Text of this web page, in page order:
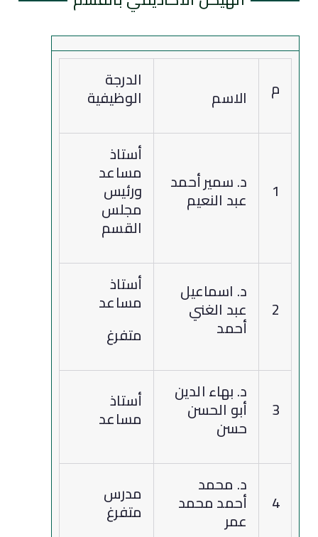
م الاسم
الدرجة
الوظيفية
1 د. سمير أحمد
عبد النعيم
أستاذ
مساعد
ورئيس
مجلس
القسم
2
د. اسماعيل
عبد الغني
أحمد
أستاذ
مساعد
متفرغ
3
د. بهاء الدين
أبو الحسن
حسن
أستاذ
مساعد
4
د. محمد
أحمد محمد
عمر
مدرس
متفرغ